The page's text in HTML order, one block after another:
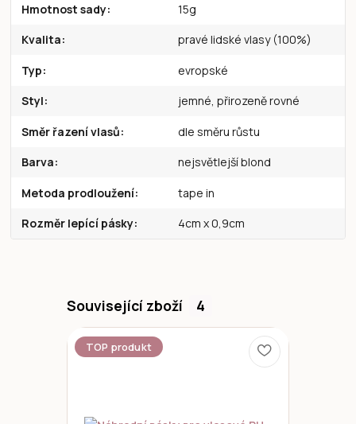
Hmotnost sady 15g
Kvalita pravé lidské vlasy (100%)
Typ evropské
Styl jemné, přirozeně rovné
Směr řazení vlasů dle směru růstu
Barva nejsvětlejší blond
Metoda prodloužení tape in
Rozměr lepící pásky 4cm x 0,9cm
Související zboží 4
TOP produkt